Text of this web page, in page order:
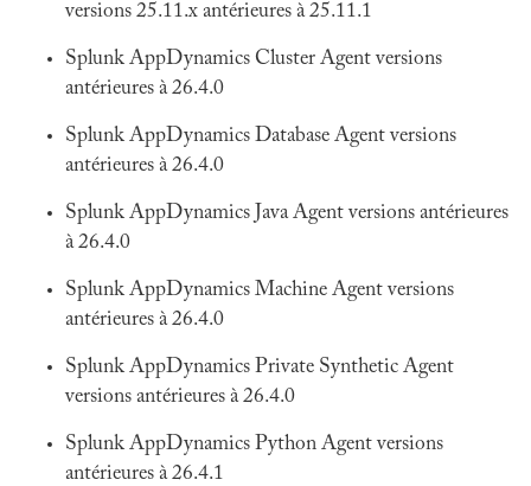
versions 25.11.x antérieures à 25.11.1
Splunk AppDynamics Cluster Agent versions
antérieures à 26.4.0
Splunk AppDynamics Database Agent versions
antérieures à 26.4.0
Splunk AppDynamics Java Agent versions antérieures
à 26.4.0
Splunk AppDynamics Machine Agent versions
antérieures à 26.4.0
Splunk AppDynamics Private Synthetic Agent
versions antérieures à 26.4.0
Splunk AppDynamics Python Agent versions
antérieures à 26.4.1